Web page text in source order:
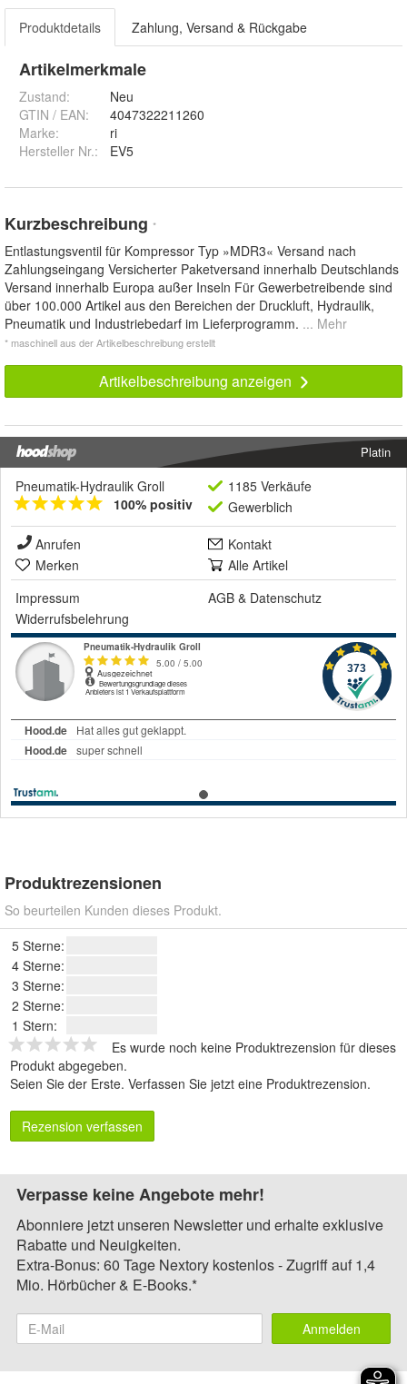
Produktdetails Zahlung, Versand & Rückgabe
Artikelmerkmale
Zustand:
Neu
GTIN / EAN:
4047322211260
Marke:
ri
Hersteller Nr.:
EV5
Kurzbeschreibung *
Entlastungsventil für Kompressor Typ »MDR3« Versand nach
Zahlungseingang Versicherter Paketversand innerhalb Deutschlands
Versand innerhalb Europa außer Inseln Für Gewerbetreibende sind
über 100.000 Artikel aus den Bereichen der Druckluft, Hydraulik,
Pneumatik und Industriebedarf im Lieferprogramm. ... Mehr
* maschinell aus der Artikelbeschreibung erstellt
Artikelbeschreibung anzeigen
Platin
Pneumatik-Hydraulik Groll
100% positiv
1185 Verkäufe
Gewerblich
Anrufen
Kontakt
Merken
Alle Artikel
Impressum
AGB & Datenschutz
Widerrufsbelehrung
Produktrezensionen
So beurteilen Kunden dieses Produkt.
5 Sterne:
4 Sterne:
3 Sterne:
2 Sterne:
1 Stern:
Es wurde noch keine Produktrezension für dieses
Produkt abgegeben.
Seien Sie der Erste. Verfassen Sie jetzt eine Produktrezension.
Rezension verfassen
Verpasse keine Angebote mehr!
Abonniere jetzt unseren Newsletter und erhalte exklusive
Rabatte und Neuigkeiten.
Extra-Bonus: 60 Tage Nextory kostenlos - Zugriff auf 1,4
Mio. Hörbücher & E-Books.*
Anmelden